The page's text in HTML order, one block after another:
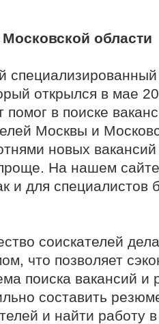
области
открылся в мае
в поиске
Москвы и
новых
На нашем
и для специалистов
соискателей
что позволяет
поиска вакансий
составить
и найти работу